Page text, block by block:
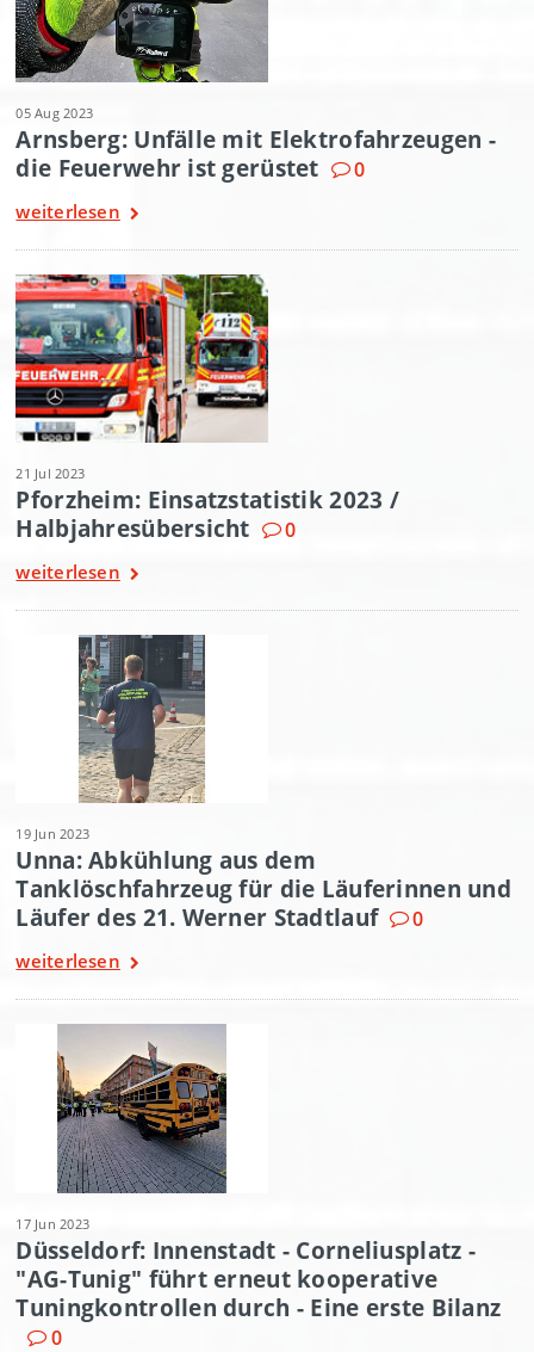
05 Aug 2023
Arnsberg: Unfälle mit Elektrofahrzeugen -
die Feuerwehr ist gerüstet
0
weiterlesen
21 Jul 2023
Pforzheim: Einsatzstatistik 2023 /
Halbjahresübersicht
0
weiterlesen
19 Jun 2023
Unna: Abkühlung aus dem
Tanklöschfahrzeug für die Läuferinnen und
Läufer des 21. Werner Stadtlauf
0
weiterlesen
17 Jun 2023
Düsseldorf: Innenstadt - Corneliusplatz -
"AG-Tunig" führt erneut kooperative
Tuningkontrollen durch - Eine erste Bilanz
0